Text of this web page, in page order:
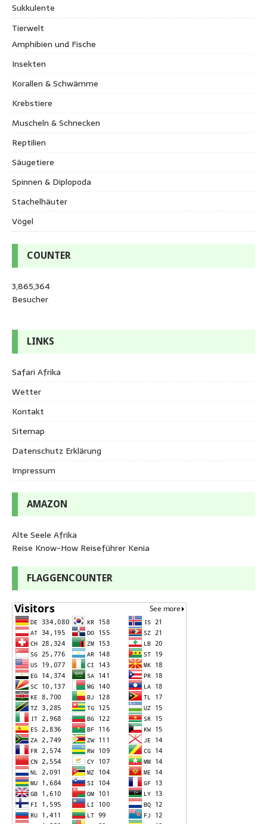
Sukkulente
Tierwelt
Amphibien und Fische
Insekten
Korallen & Schwämme
Krebstiere
Muscheln & Schnecken
Reptilien
Säugetiere
Spinnen & Diplopoda
Stachelhäuter
Vögel
COUNTER
3,865,364
Besucher
LINKS
Safari Afrika
Wetter
Kontakt
Sitemap
Datenschutz Erklärung
Impressum
AMAZON
Alte Seele Afrika
Reise Know-How Reiseführer Kenia
FLAGGENCOUNTER